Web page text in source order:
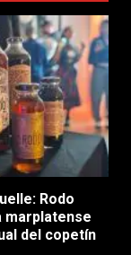
Rodo
marplatense
del copetín